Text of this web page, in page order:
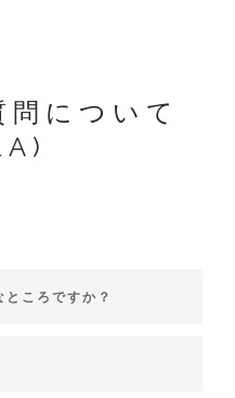
について
ころですか？